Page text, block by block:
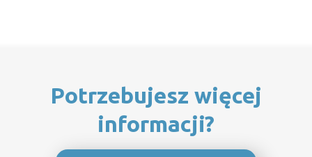
Potrzebujesz więcej
informacji?